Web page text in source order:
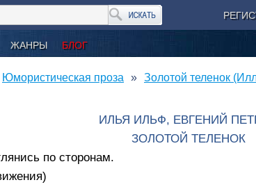
ЖАНРЫ БЛОГ
Юмористическая проза
Золотой теленок
ИЛЬЯ ИЛЬФ, ЕВГЕНИЙ
ЗОЛОТОЙ ТЕЛЕНОК
по сторонам.